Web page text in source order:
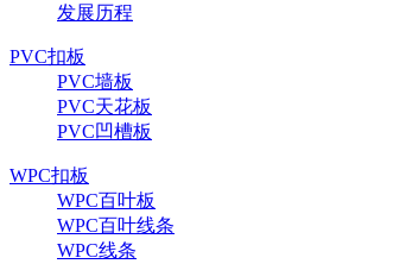
发展历程
PVC扣板
PVC墙板
PVC天花板
PVC凹槽板
WPC扣板
WPC百叶板
WPC百叶线条
WPC线条